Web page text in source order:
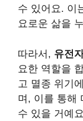
수 있어요. 이
요로운 삶을
따라서, 유전
요한 역할을
고 멸종 위기
며, 이를 통해
수 있을 거예